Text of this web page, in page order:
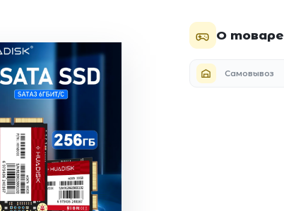
О товаре
Самовывоз